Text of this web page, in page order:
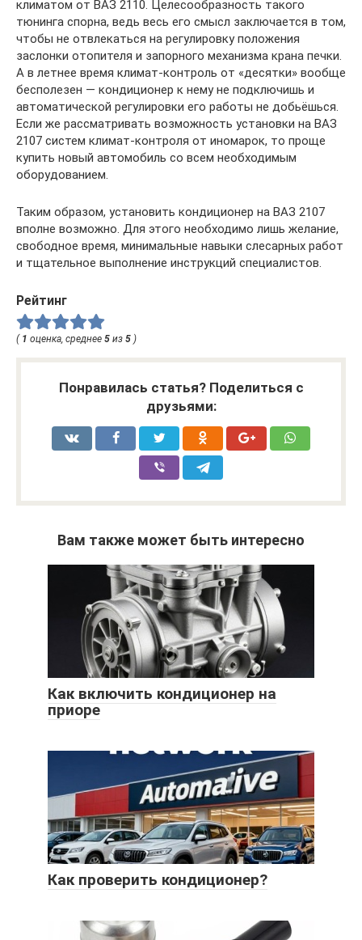
климатом от ВАЗ 2110. Целесообразность такого
тюнинга спорна, ведь весь его смысл заключается в том,
чтобы не отвлекаться на регулировку положения
заслонки отопителя и запорного механизма крана печки.
А в летнее время климат-контроль от «десятки» вообще
бесполезен — кондиционер к нему не подключишь и
автоматической регулировки его работы не добьёшься.
Если же рассматривать возможность установки на ВАЗ
2107 систем климат-контроля от иномарок, то проще
купить новый автомобиль со всем необходимым
оборудованием.
Таким образом, установить кондиционер на ВАЗ 2107
вполне возможно. Для этого необходимо лишь желание,
свободное время, минимальные навыки слесарных работ
и тщательное выполнение инструкций специалистов.
Рейтинг
( 1 оценка, среднее 5 из 5 )
Понравилась статья? Поделиться с
друзьями:
Вам также может быть интересно
Как включить кондиционер на
приоре
Как проверить кондиционер?